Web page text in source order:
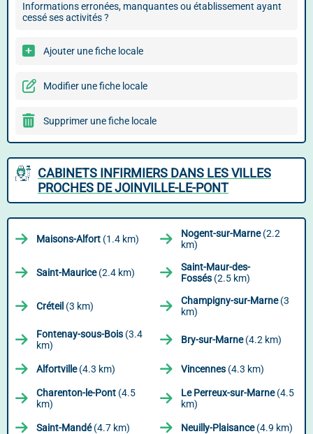
Informations erronées, manquantes ou établissement ayant
cessé ses activités ?
Ajouter une fiche locale
Modifier une fiche locale
Supprimer une fiche locale
CABINETS INFIRMIERS DANS LES VILLES
PROCHES DE JOINVILLE-LE-PONT
Maisons-Alfort (1.4 km) Nogent-sur-Marne(2.2
km)
Saint-Maurice(2.4 km)
Saint-Maur-des-
Fossés (2.5 km)
Créteil (3 km) Champigny-sur-Marne(3
km)
Fontenay-sous-Bois (3.4
km)
Bry-sur-Marne(4.2 km)
Alfortville(4.3 km) Vincennes (4.3 km)
Charenton-le-Pont (4.5
km)
Le Perreux-sur-Marne(4.5
km)
Saint-Mandé(4.7 km) Neuilly-Plaisance(4.9 km)